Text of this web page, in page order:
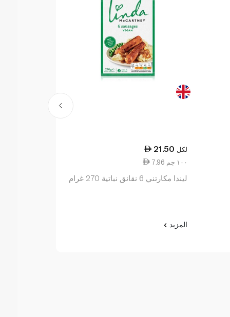
21.50 لكل
7.96 ١٠٠ جم
ليندا مكارتني 6 نقانق نباتية 270 غرام
المزيد